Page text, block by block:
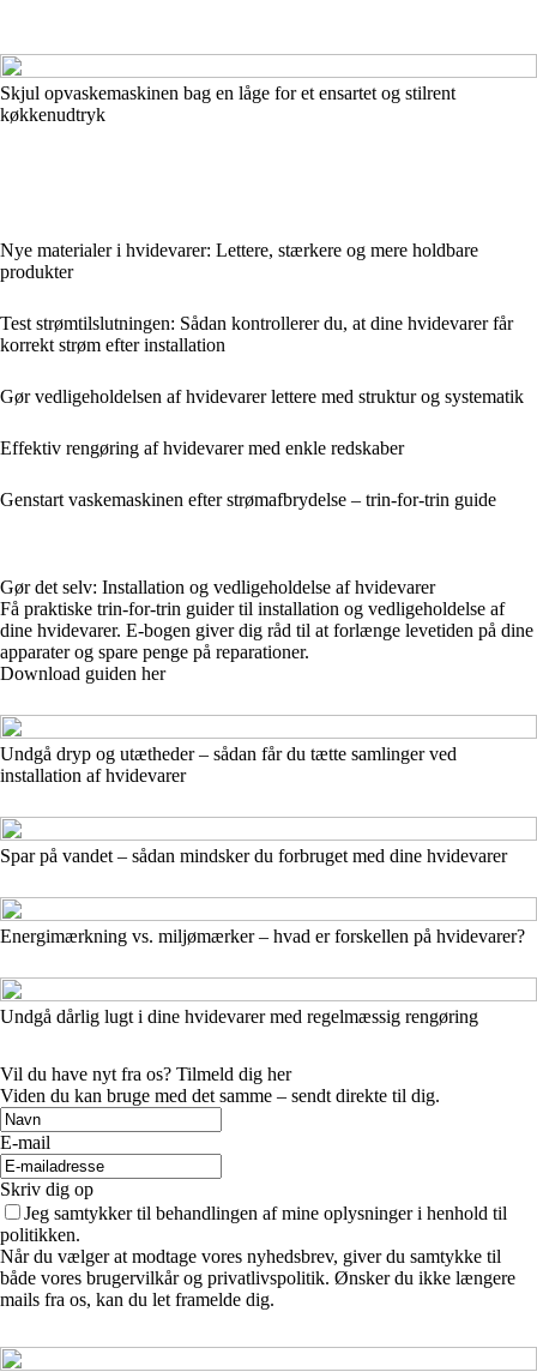
Skjul opvaskemaskinen bag en låge for et ensartet og stilrent
køkkenudtryk
Nye materialer i hvidevarer: Lettere, stærkere og mere holdbare
produkter
Test strømtilslutningen: Sådan kontrollerer du, at dine hvidevarer får
korrekt strøm efter installation
Gør vedligeholdelsen af hvidevarer lettere med struktur og systematik
Effektiv rengøring af hvidevarer med enkle redskaber
Genstart vaskemaskinen efter strømafbrydelse – trin-for-trin guide
Gør det selv: Installation og vedligeholdelse af hvidevarer
Få praktiske trin-for-trin guider til installation og vedligeholdelse af
dine hvidevarer. E-bogen giver dig råd til at forlænge levetiden på dine
apparater og spare penge på reparationer.
Download guiden her
Undgå dryp og utætheder – sådan får du tætte samlinger ved
installation af hvidevarer
Spar på vandet – sådan mindsker du forbruget med dine hvidevarer
Energimærkning vs. miljømærker – hvad er forskellen på hvidevarer?
Undgå dårlig lugt i dine hvidevarer med regelmæssig rengøring
Vil du have nyt fra os? Tilmeld dig her
Viden du kan bruge med det samme – sendt direkte til dig.
E-mail
Skriv dig op
Jeg samtykker til behandlingen af mine oplysninger i henhold til
politikken.
Når du vælger at modtage vores nyhedsbrev, giver du samtykke til
både vores brugervilkår og privatlivspolitik. Ønsker du ikke længere
mails fra os, kan du let framelde dig.